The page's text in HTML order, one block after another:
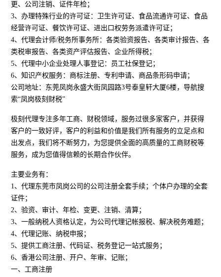
更、公司注销、证件年检；
3、办理特殊行业的许可证：卫生许可证、食品流通许可证、食品
经营许可证、餐饮许可证、进出口权劳务派遣许可证；
4、代理会计师/税务所事务所：各类验资报告、各类审计报告、各
类税审报告、各类资产评估报告、企业所得税；
5、代理中小企业处理人事登记：员工社保登记；
6、知识产权服务：商标注册、专利申请、商品条形码申请；
公司地址：东莞凤岗永盛大街凤园路3号泰皇轩大厦6楼，导航搜
索“凤岗极刻财税”
极刻代理专注多年工商、财税领域，服务过很多家客户，并获得
客户的一致好评，客户的利益和价值是我们所有服务的立足点和
出发点，我们将不断努力，为您提供全面的高质量的工商财税等
服务，成为您值得信赖的长期合作伙伴。
主要业务有：
1、代理东莞市凤岗公司的公司注册全套手续；个体户办理的全套
证件；
2、验资、审计、年检、变更、注销、清算；
3、一般纳税人资格认定，为公司代理记帐报税、解决税务难题；
4、代理记账、纳税申报；
5、提供工商注册、代码证、税务登记一站式服务；
6、香港公司注册、开户、年审、记账；
一、工商注册